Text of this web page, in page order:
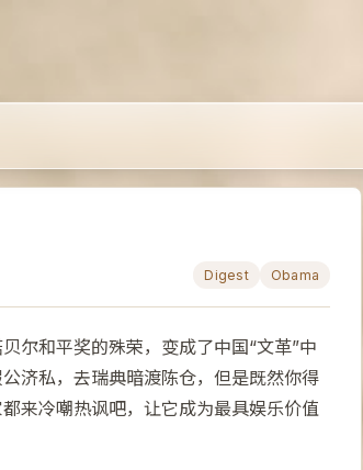
Digest Obama
尔和平奖的殊荣，变成了中国“文革”中
济私，去瑞典暗渡陈仓，但是既然你得
来冷嘲热讽吧，让它成为最具娱乐价值